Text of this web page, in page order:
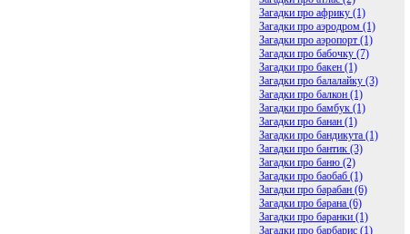
Загадки про африку (1)
Загадки про аэродром (1)
Загадки про аэропорт (1)
Загадки про бабочку (7)
Загадки про бакен (1)
Загадки про балалайку (3)
Загадки про балкон (1)
Загадки про бамбук (1)
Загадки про банан (1)
Загадки про бандикута (1)
Загадки про бантик (3)
Загадки про баню (2)
Загадки про баобаб (1)
Загадки про барабан (6)
Загадки про барана (6)
Загадки про баранки (1)
Загадки про барбарис (1)